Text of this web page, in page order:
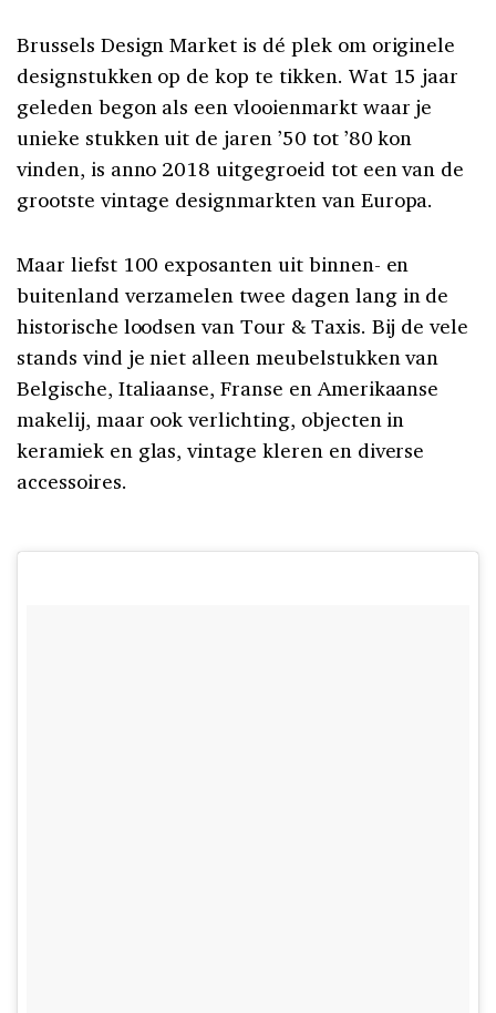
Brussels Design Market is dé plek om originele
designstukken op de kop te tikken. Wat 15 jaar
geleden begon als een vlooienmarkt waar je
unieke stukken uit de jaren ’50 tot ’80 kon
vinden, is anno 2018 uitgegroeid tot een van de
grootste vintage designmarkten van Europa.
Maar liefst 100 exposanten uit binnen- en
buitenland verzamelen twee dagen lang in de
historische loodsen van Tour & Taxis. Bij de vele
stands vind je niet alleen meubelstukken van
Belgische, Italiaanse, Franse en Amerikaanse
makelij, maar ook verlichting, objecten in
keramiek en glas, vintage kleren en diverse
accessoires.